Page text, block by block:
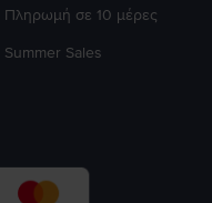
Πληρωμή σε 10 μέρες
Summer Sales